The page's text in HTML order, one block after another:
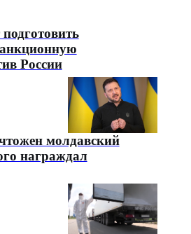
России
молдавский
награждал